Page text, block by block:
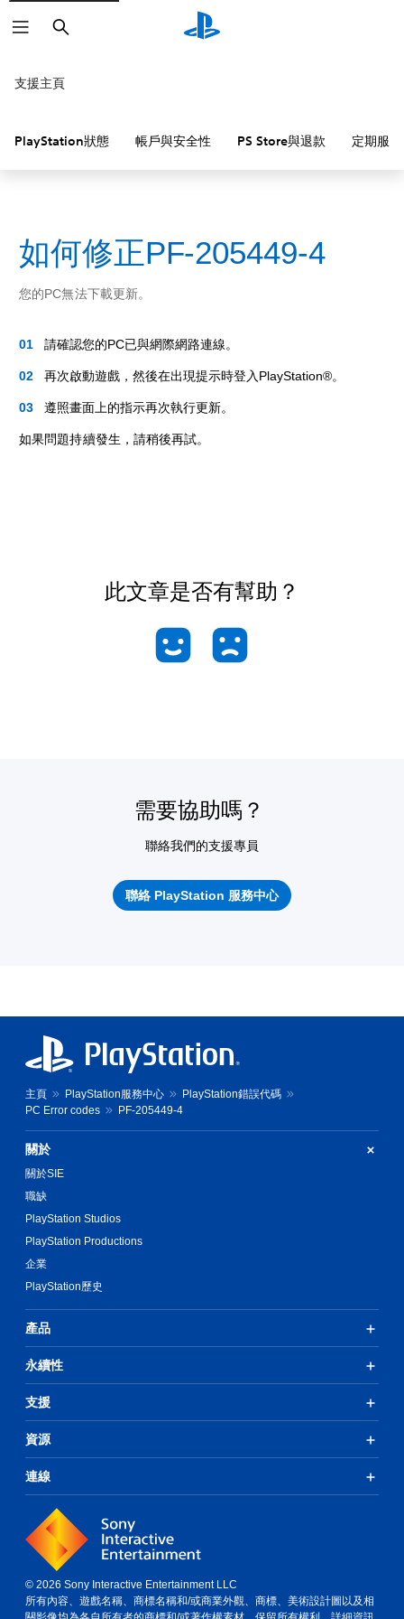
搜
尋
支援主頁
PlayStation狀態 帳戶與安全性 PS Store與退款 定期服務
如何修正PF-205449-4
您的PC無法下載更新。
請確認您的PC已與網際網路連線。
再次啟動遊戲，然後在出現提示時登入PlayStation®。
遵照畫面上的指示再次執行更新。
如果問題持續發生，請稍後再試。
此文章是否有幫助？
需要協助嗎？
聯絡我們的支援專員
聯絡 PlayStation 服務中心
主頁 PlayStation服務中心
PlayStation錯誤代碼
PC Error codes
PF-205449-4
關於
關於SIE
職缺
PlayStation Studios
PlayStation Productions
企業
PlayStation歷史
產品
永續性
支援
資源
連線
© 2026 Sony Interactive Entertainment LLC
所有內容、遊戲名稱、商標名稱和/或商業外觀、商標、美術設計圖以及相